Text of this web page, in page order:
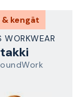
kengät
WORKWEAR